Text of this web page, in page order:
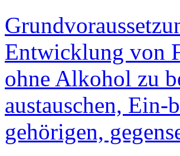
Entwicklung von
ohne Alkohol zu
austauschen,
gehörigen,